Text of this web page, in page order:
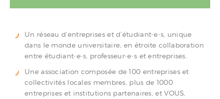
Un réseau d’entreprises et d’étudiant·e·s, unique
dans le monde universitaire, en étroite collaboration
entre étudiant·e·s, professeur·e·s et entreprises.
Une association composée de 100 entreprises et
collectivités locales membres, plus de 1000
entreprises et institutions partenaires, et VOUS,